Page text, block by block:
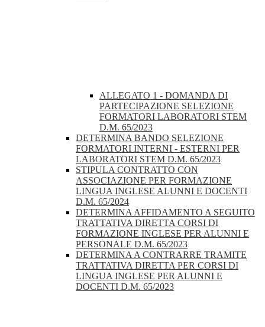
ALLEGATO 1 - DOMANDA DI
PARTECIPAZIONE SELEZIONE
FORMATORI LABORATORI STEM
D.M. 65/2023
DETERMINA BANDO SELEZIONE
FORMATORI INTERNI - ESTERNI PER
LABORATORI STEM D.M. 65/2023
STIPULA CONTRATTO CON
ASSOCIAZIONE PER FORMAZIONE
LINGUA INGLESE ALUNNI E DOCENTI
D.M. 65/2024
DETERMINA AFFIDAMENTO A SEGUITO
TRATTATIVA DIRETTA CORSI DI
FORMAZIONE INGLESE PER ALUNNI E
PERSONALE D.M. 65/2023
DETERMINA A CONTRARRE TRAMITE
TRATTATIVA DIRETTA PER CORSI DI
LINGUA INGLESE PER ALUNNI E
DOCENTI D.M. 65/2023